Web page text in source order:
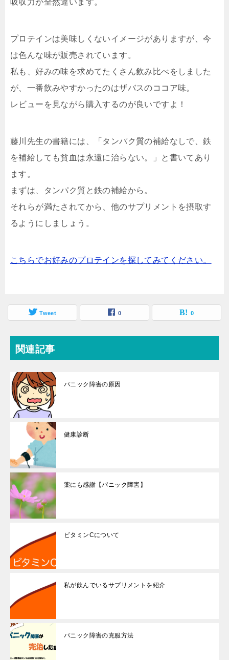
吸収力が全然違います。
プロテインは美味しくないイメージがありますが、今
は色んな味が販売されています。
私も、好みの味を求めてたくさん飲み比べをしました
が、一番飲みやすかったのはザバスのココア味。
レビューを見ながら購入するのが良いですよ！
藤川先生の書籍には、「タンパク質の補給なしで、鉄
を補給しても貧血は永遠に治らない。」と書いてあり
ます。
まずは、タンパク質と鉄の補給から。
それらが満たされてから、他のサプリメントを摂取す
るようにしましょう。
こちらでお好みのプロテインを探してみてください。
Tweet 0 0
関連記事
パニック障害の原因
健康診断
薬にも感謝【パニック障害】
ビタミンCについて
私が飲んでいるサプリメントを紹介
パニック障害の克服方法